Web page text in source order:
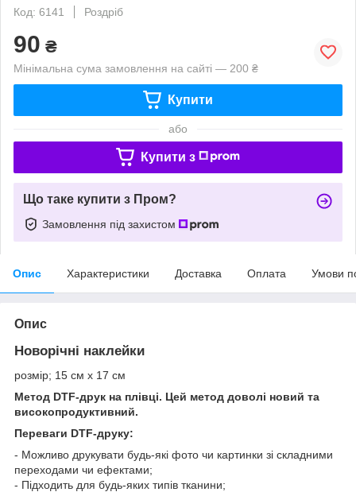
Код: 6141
Роздріб
90 ₴
Мінімальна сума замовлення на сайті — 200 ₴
Купити
або
Купити з
Що таке купити з Пром?
Замовлення під захистом
Опис Характеристики Доставка Оплата Умови
Опис
Новорічні наклейки
розмір; 15 см х 17 см
Метод DTF-друк на плівці. Цей метод доволі новий та
високопродуктивний.
Переваги DTF-друку:
- Можливо друкувати будь-які фото чи картинки зі складними
переходами чи ефектами;
- Підходить для будь-яких типів тканини;